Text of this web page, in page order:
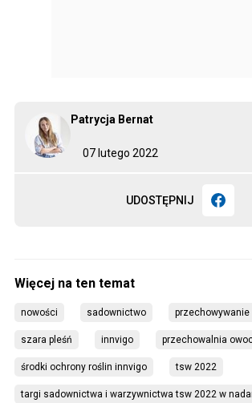
07 lutego 2022
Patrycja Bernat
UDOSTĘPNIJ
nowości sadownictwo przechowywanie
szara pleśń innvigo przechowalnia
środki ochrony roślin innvigo tsw 2022
targi sadownictwa i warzywnictwa tsw 2022 w